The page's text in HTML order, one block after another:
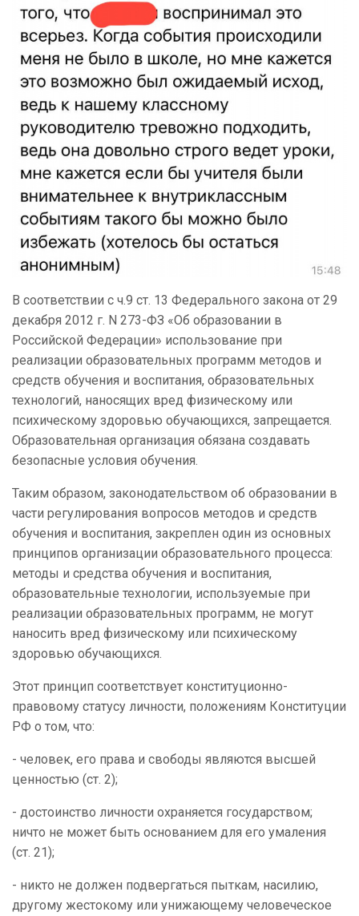
В соответствии с ч.9 ст. 13 Федерального закона от 29
декабря 2012 г. N 273-ФЗ «Об образовании в
Российской Федерации» использование при
реализации образовательных программ методов и
средств обучения и воспитания, образовательных
технологий, наносящих вред физическому или
психическому здоровью обучающихся, запрещается.
Образовательная организация обязана создавать
безопасные условия обучения.
Таким образом, законодательством об образовании в
части регулирования вопросов методов и средств
обучения и воспитания, закреплен один из основных
принципов организации образовательного процесса:
методы и средства обучения и воспитания,
образовательные технологии, используемые при
реализации образовательных программ, не могут
наносить вред физическому или психическому
здоровью обучающихся.
Этот принцип соответствует конституционно-
правовому статусу личности, положениям Конституции
РФ о том, что:
- человек, его права и свободы являются высшей
ценностью (ст. 2);
- достоинство личности охраняется государством;
ничто не может быть основанием для его умаления
(ст. 21);
- никто не должен подвергаться пыткам, насилию,
другому жестокому или унижающему человеческое